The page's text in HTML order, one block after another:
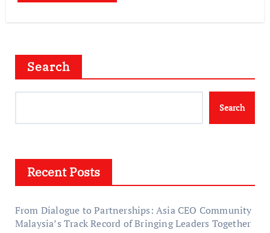
Search
Search
Recent Posts
From Dialogue to Partnerships: Asia CEO Community
Malaysia’s Track Record of Bringing Leaders Together